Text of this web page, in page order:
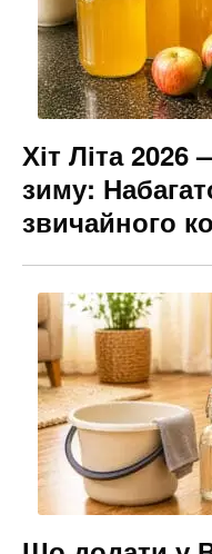
Хіт Літа
зиму:
звичайного